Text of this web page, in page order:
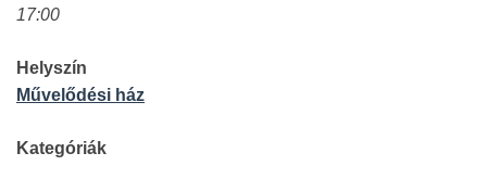
17:00
Helyszín
Művelődési ház
Kategóriák